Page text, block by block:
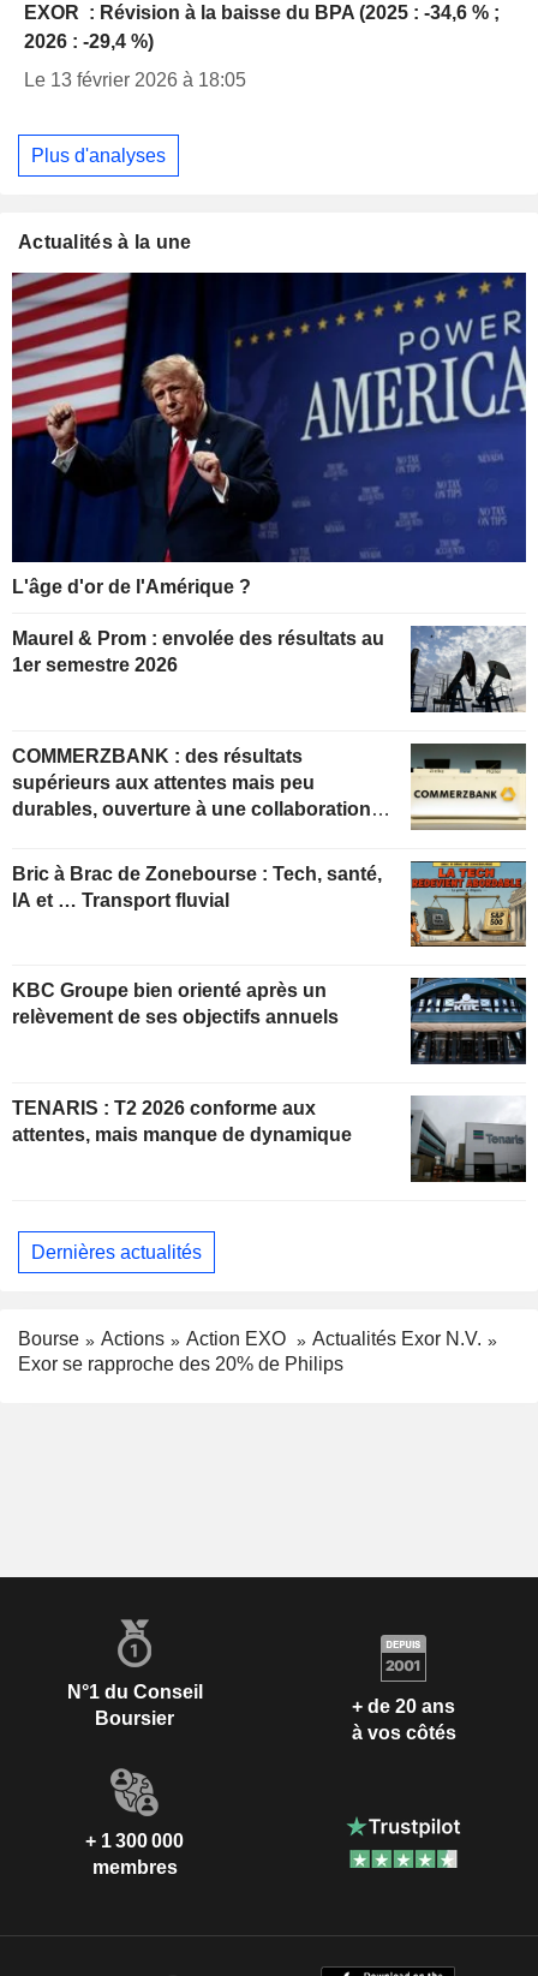
EXOR : Révision à la baisse du BPA (2025 : -34,6 % ;
2026 : -29,4 %)
Le 13 février 2026 à 18:05
Plus d'analyses
Actualités à la une
L'âge d'or de l'Amérique ?
Maurel & Prom : envolée des résultats au
1er semestre 2026
COMMERZBANK : des résultats
supérieurs aux attentes mais peu
durables, ouverture à une collaboration
Bric à Brac de Zonebourse : Tech, santé,
IA et … Transport fluvial
KBC Groupe bien orienté après un
relèvement de ses objectifs annuels
TENARIS : T2 2026 conforme aux
attentes, mais manque de dynamique
Dernières actualités
Bourse Actions Action EXO
Actualités Exor N.V.
Exor se rapproche des 20% de Philips
N°1 du Conseil
Boursier
+ de 20 ans
à vos côtés
+ 1 300 000
membres